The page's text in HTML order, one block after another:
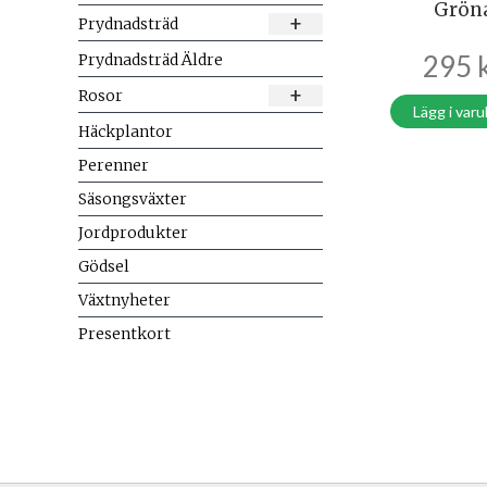
295
Lägg i
+
Prydnadsträd
Prydnadsträd Äldre
+
Rosor
Häckplantor
Perenner
Säsongsväxter
Jordprodukter
Gödsel
Växtnyheter
Presentkort